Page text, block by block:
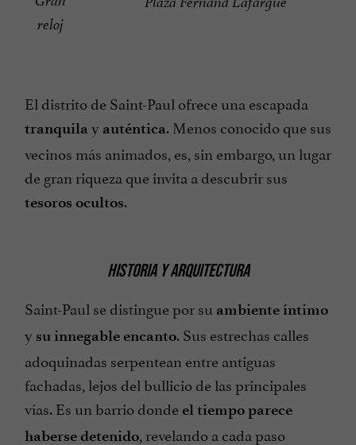
reloj
El distrito de Saint-Paul ofrece una escapada
tranquila y auténtica. Menos conocido que sus
vecinos más animados, es, sin embargo, un lugar
de gran riqueza que invita a descubrir sus
tesoros ocultos.
HISTORIA Y ARQUITECTURA
Saint-Paul se distingue por su ambiente íntimo
y su innegable encanto. Sus estrechas calles
adoquinadas serpentean entre antiguas
fachadas, lejos del bullicio de las principales
vías. Es un barrio dondeel tiempo parece
haberse detenido, revelando a cada paso